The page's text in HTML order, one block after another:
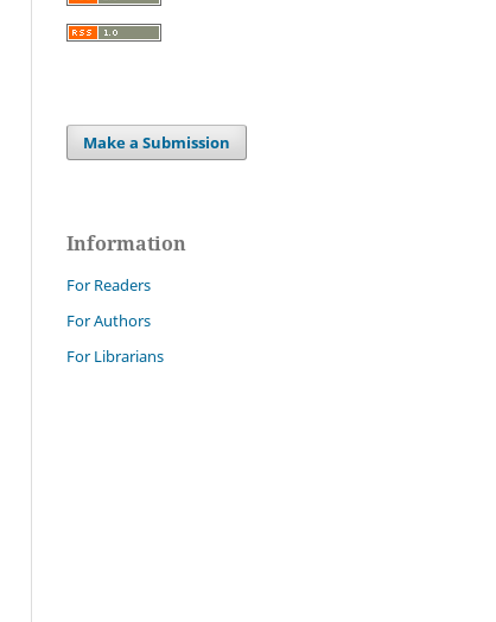
Make a Submission
Information
For Readers
For Authors
For Librarians